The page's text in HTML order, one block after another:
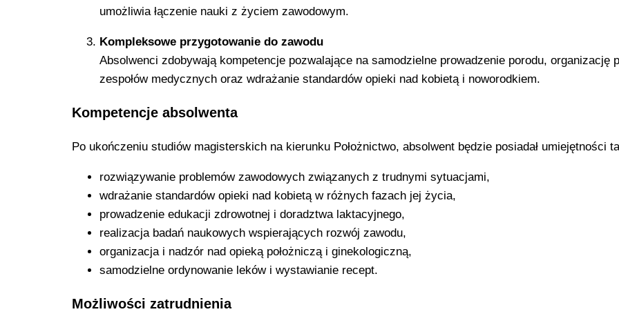
umożliwia łączenie nauki z życiem zawodowym.
Kompleksowe przygotowanie do zawodu
Absolwenci zdobywają kompetencje pozwalające na samodzielne prowadzenie porodu, organizację
zespołów medycznych oraz wdrażanie standardów opieki nad kobietą i noworodkiem.
Kompetencje absolwenta
Po ukończeniu studiów magisterskich na kierunku Położnictwo, absolwent będzie posiadał umiejętności
rozwiązywanie problemów zawodowych związanych z trudnymi sytuacjami,
wdrażanie standardów opieki nad kobietą w różnych fazach jej życia,
prowadzenie edukacji zdrowotnej i doradztwa laktacyjnego,
realizacja badań naukowych wspierających rozwój zawodu,
organizacja i nadzór nad opieką położniczą i ginekologiczną,
samodzielne ordynowanie leków i wystawianie recept.
Możliwości zatrudnienia